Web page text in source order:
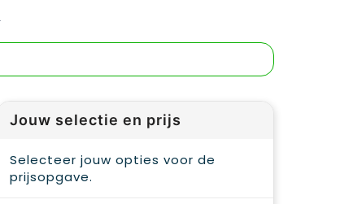
Jouw selectie en prijs
Selecteer jouw opties voor de
prijsopgave.